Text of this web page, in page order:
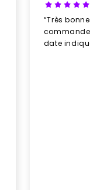
“Très
date